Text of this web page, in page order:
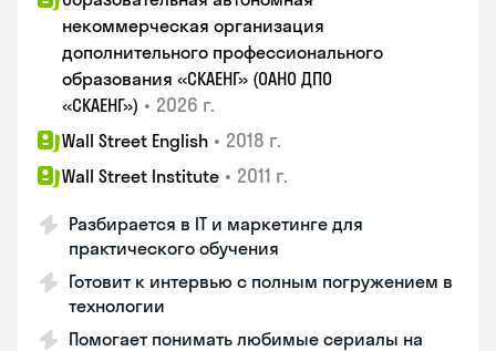
некоммерческая организация
дополнительного профессионального
образования «СКАЕНГ» (ОАНО ДПО
«СКАЕНГ») • 2026 г.
Wall Street English • 2018 г.
Wall Street Institute • 2011 г.
Разбирается в IT и маркетинге для
практического обучения
Готовит к интервью с полным погружением в
технологии
Помогает понимать любимые сериалы на